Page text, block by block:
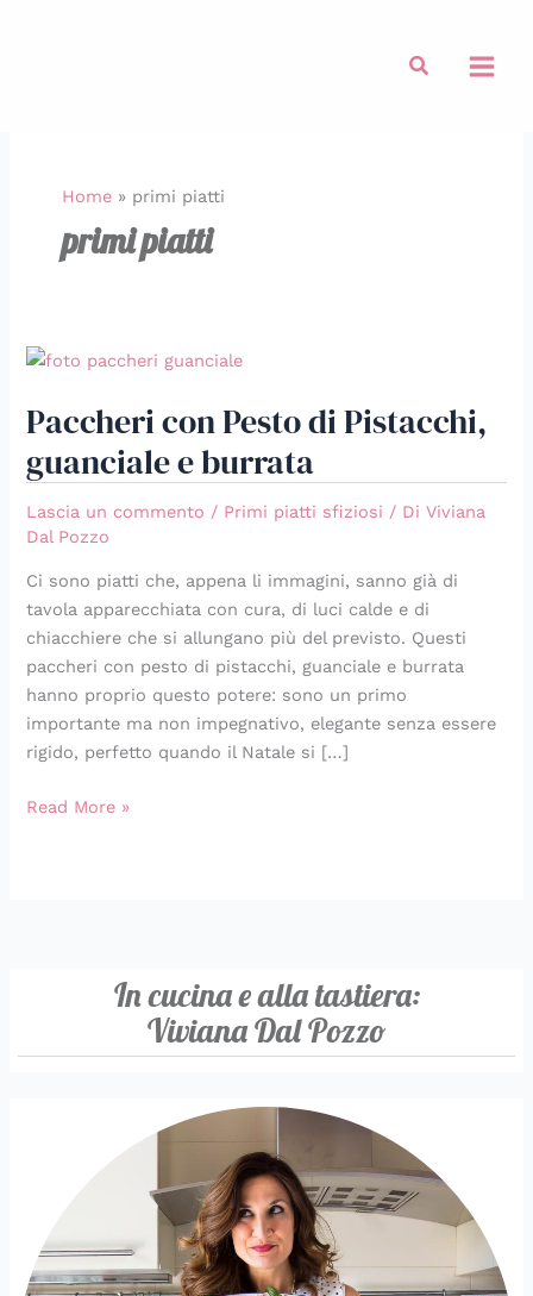
Cerca
Home» primi piatti
primi piatti
Paccheri con Pesto di Pistacchi,
guanciale e burrata
Lascia un commento / Primi piatti sfiziosi / DiViviana
Dal Pozzo
Ci sono piatti che, appena li immagini, sanno già di
tavola apparecchiata con cura, di luci calde e di
chiacchiere che si allungano più del previsto. Questi
paccheri con pesto di pistacchi, guanciale e burrata
hanno proprio questo potere: sono un primo
importante ma non impegnativo, elegante senza essere
rigido, perfetto quando il Natale si […]
Paccheri
Pesto
Pistacchi,
guanciale
e
Read More »
In cucina e alla tastiera:
Viviana Dal Pozzo